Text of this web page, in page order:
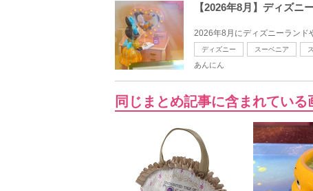
【2026年8月】ディズニ
2026年8月にディズニーランド
ディズニー スーベニア
あんにん
同じまとめ記事に含まれている